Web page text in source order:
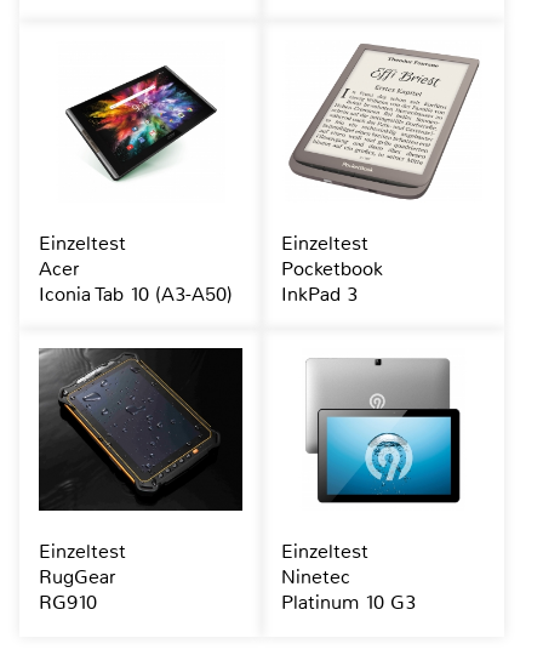
Einzeltest
Acer
Iconia Tab 10 (A3-A50)
Einzeltest
Pocketbook
InkPad 3
Einzeltest
RugGear
RG910
Einzeltest
Ninetec
Platinum 10 G3